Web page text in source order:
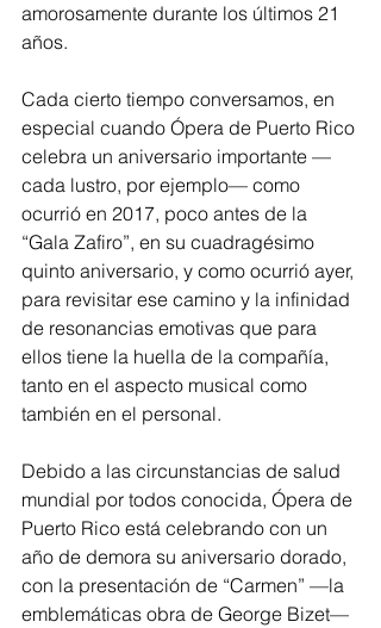
amorosamente durante los últimos 21
años.
Cada cierto tiempo conversamos, en
especial cuando Ópera de Puerto Rico
celebra un aniversario importante —
cada lustro, por ejemplo— como
ocurrió en 2017, poco antes de la
“Gala Zafiro”, en su cuadragésimo
quinto aniversario, y como ocurrió ayer,
para revisitar ese camino y la infinidad
de resonancias emotivas que para
ellos tiene la huella de la compañía,
tanto en el aspecto musical como
también en el personal.
Debido a las circunstancias de salud
mundial por todos conocida, Ópera de
Puerto Rico está celebrando con un
año de demora su aniversario dorado,
con la presentación de “Carmen” —la
emblemáticas obra de George Bizet—